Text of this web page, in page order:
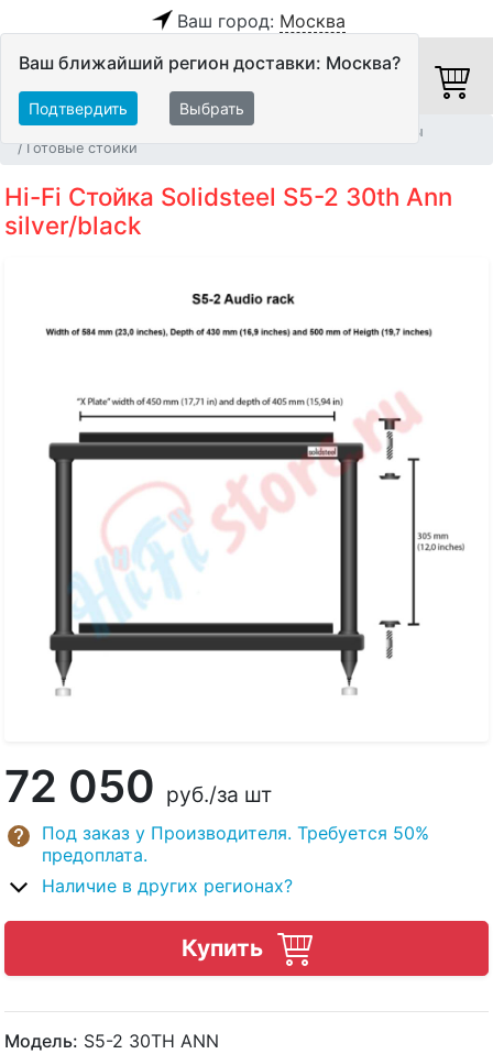
Ваш город: Москва
Ваш ближайший регион доставки: Москва?
Подтвердить Выбрать
Мебель для Hi-Fi аппаратуры
Готовые стойки
Hi-Fi Стойка Solidsteel S5-2 30th Ann
silver/black
72 050 руб./за шт
Под заказ у Производителя. Требуется 50%
предоплата.
Наличие в других регионах?
Купить
Модель: S5-2 30TH ANN